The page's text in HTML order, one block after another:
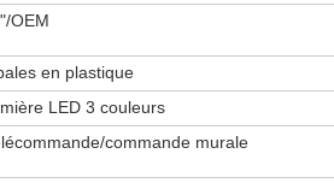
OEM
en plastique
LED 3 couleurs
commande murale